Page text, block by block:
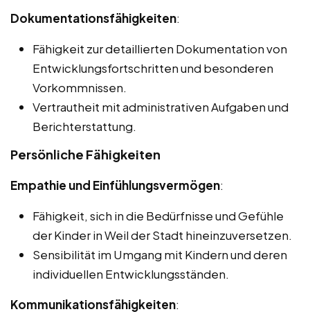
Dokumentationsfähigkeiten:
Fähigkeit zur detaillierten Dokumentation von
Entwicklungsfortschritten und besonderen
Vorkommnissen.
Vertrautheit mit administrativen Aufgaben und
Berichterstattung.
Persönliche Fähigkeiten
Empathie und Einfühlungsvermögen:
Fähigkeit, sich in die Bedürfnisse und Gefühle
der Kinder in Weil der Stadt hineinzuversetzen.
Sensibilität im Umgang mit Kindern und deren
individuellen Entwicklungsständen.
Kommunikationsfähigkeiten: